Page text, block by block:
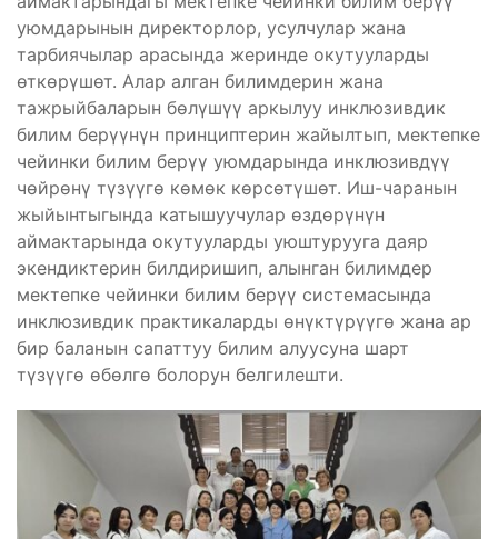
уюмдарынын директорлор, усулчулар жана
тарбиячылар арасында жеринде окутууларды
өткөрүшөт. Алар алган билимдерин жана
тажрыйбаларын бөлүшүү аркылуу инклюзивдик
билим берүүнүн принциптерин жайылтып, мектепке
чейинки билим берүү уюмдарында инклюзивдүү
чөйрөнү түзүүгө көмөк көрсөтүшөт. Иш-чаранын
жыйынтыгында катышуучулар өздөрүнүн
аймактарында окутууларды уюштурууга даяр
экендиктерин билдиришип, алынган билимдер
мектепке чейинки билим берүү системасында
инклюзивдик практикаларды өнүктүрүүгө жана ар
бир баланын сапаттуу билим алуусуна шарт
түзүүгө өбөлгө болорун белгилешти.